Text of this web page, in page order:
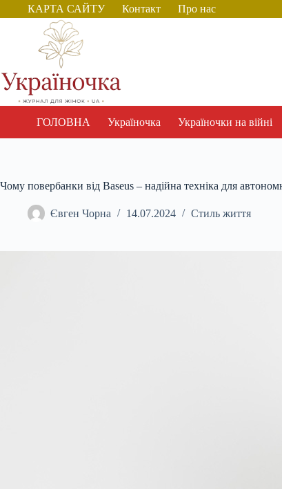
Перейти
до
КАРТА САЙТУ Контакт Про нас
ГОЛОВНА Україночка Україночки на війні
Чому повербанки від Baseus – надійна техніка для
Євген Чорна 14.07.2024 Стиль життя